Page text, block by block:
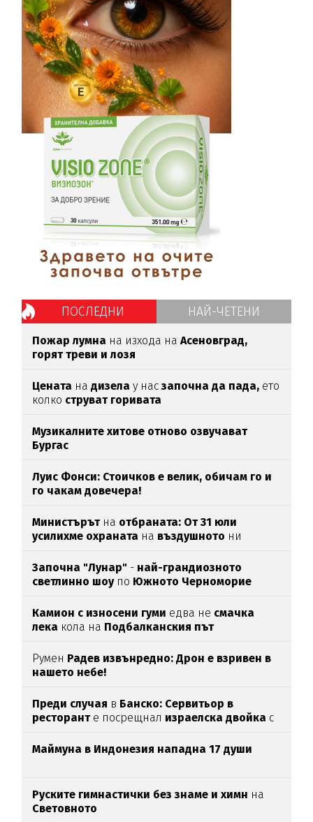
ПОСЛЕДНИ НАЙ-ЧЕТЕНИ
Пожар лумна на изхода наАсеновград,
горят треви и лозя
Цената надизела у насзапочна да пада, ето
колко струват горивата
Музикалните хитове отново озвучават
Бургас
Луис Фонси: Стоичков е велик, обичам го и
го чакам довечера!
Министърътна отбраната: От 31 юли
усилихме охраната на въздушното ни
Започна "Лунар" - най-грандиозното
светлинно шоупо Южното Черноморие
Камион с износени гуми едва нe смачка
лека кола на Подбалканския път
Румен Радев извънредно: Дрон е взривен в
нашето небе!
Преди случая в Банско: Сервитьор в
ресторант е посрещнал израелска двойка с
Маймуна в Индонезия нападна 17 души
Руските гимнастички без знаме и химн на
Световното